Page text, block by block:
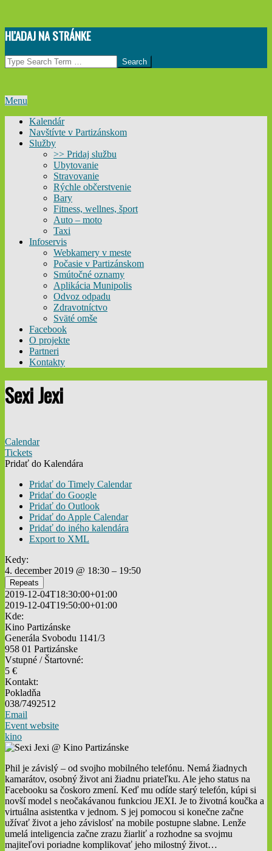
Skip
to
content
HĽADAJ NA STRÁNKE
Search
Primary
Menu
Menu
Kalendár
Navštívte v Partizánskom
Služby
>> Pridaj službu
Ubytovanie
Stravovanie
Rýchle občerstvenie
Bary
Fitness, wellnes, šport
Auto – moto
Taxi
Infoservis
Webkamery v meste
Počasie v Partizánskom
Smútočné oznamy
Aplikácia Munipolis
Odvoz odpadu
Zdravotníctvo
Sväté omše
Facebook
O projekte
Partneri
Kontakty
Sexi Jexi
Calendar
Tickets
Pridať do Kalendára
Pridať do Timely Calendar
Pridať do Google
Pridať do Outlook
Pridať do Apple Calendar
Pridať do iného kalendára
Export to XML
Kedy:
4. december 2019 @ 18:30 – 19:50
Repeats
2019-12-04T18:30:00+01:00
2019-12-04T19:50:00+01:00
Kde:
Kino Partizánske
Generála Svobodu 1141/3
958 01 Partizánske
Vstupné / Štartovné:
5 €
Kontakt:
Pokladňa
038/7492512
Email
Event website
kino
Phil je závislý – od svojho mobilného telefónu. Nemá žiadnych
kamarátov, osobný život ani žiadnu priateľku. Ale jeho status na
Facebooku sa čoskoro zmení. Keď mu odíde starý telefón, kúpi si
novší model s neočakávanou funkciou JEXI. Je to životná koučka a
virtuálna asistentka v jednom. S jej pomocou si konečne začne
užívať život a jeho závislosť na mobile postupne slabne. Lenže
umelá inteligencia začne zrazu žiarliť a rozhodne sa svojmu
majiteľovi poriadne komplikovať jeho milostný život…